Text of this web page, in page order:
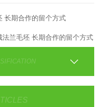
长期合作的留个方式
兰毛坯 长期合作的留个方式